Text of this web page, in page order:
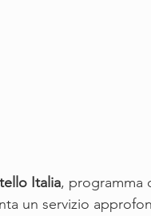
Italia, programma
un servizio